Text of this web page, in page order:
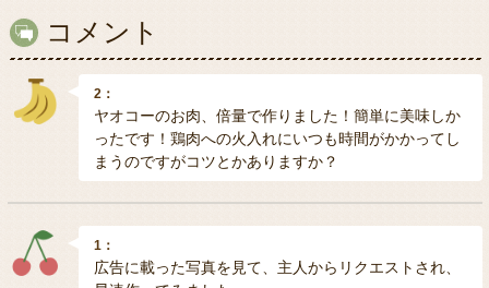
コメント
2：
ヤオコーのお肉、倍量で作りました！簡単に美味しか
ったです！鶏肉への火入れにいつも時間がかかってし
まうのですがコツとかありますか？
1：
広告に載った写真を見て、主人からリクエストされ、